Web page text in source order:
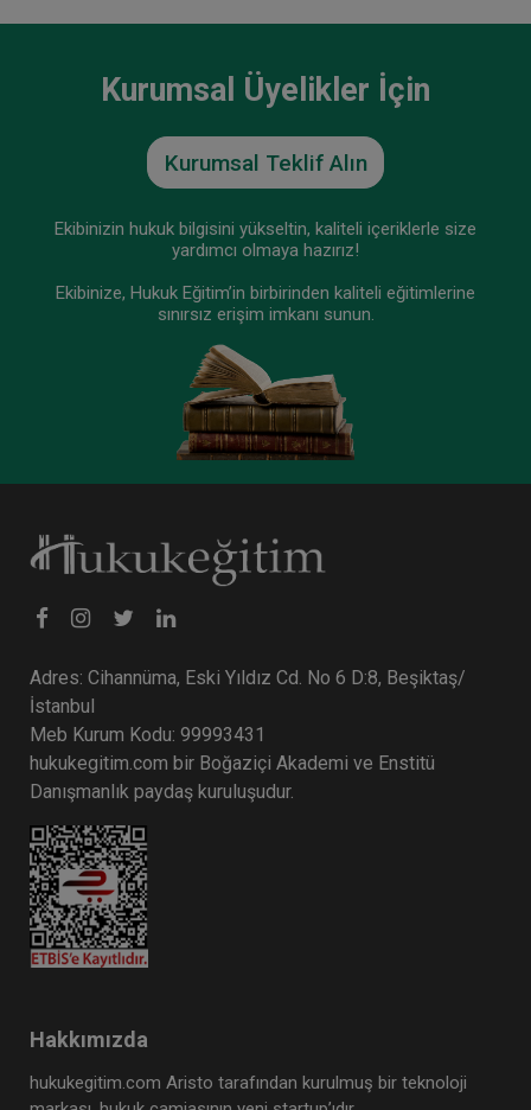
Kurumsal Üyelikler İçin
Kurumsal Teklif Alın
Ekibinizin hukuk bilgisini yükseltin, kaliteli içeriklerle size
yardımcı olmaya hazırız!
Ekibinize, Hukuk Eğitim’in birbirinden kaliteli eğitimlerine
sınırsız erişim imkanı sunun.
Adres: Cihannüma, Eski Yıldız Cd. No 6 D:8, Beşiktaş/
İstanbul
Meb Kurum Kodu: 99993431
hukukegitim.com bir Boğaziçi Akademi ve Enstitü
Danışmanlık paydaş kuruluşudur.
Hakkımızda
hukukegitim.com Aristo tarafından kurulmuş bir teknoloji